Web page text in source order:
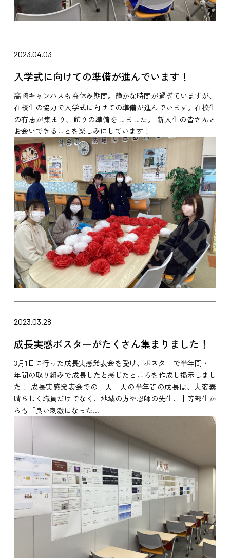
2023.04.03
入学式に向けての準備が進んでいます！
高崎キャンパスも春休み期間。静かな時間が過ぎていますが、
在校生の協力で入学式に向けての準備が進んでいます。在校生
の有志が集まり、飾りの準備をしました。 新入生の皆さんと
お会いできることを楽しみにしています！
2023.03.28
成長実感ポスターがたくさん集まりました！
3月1日に行った成長実感発表会を受け、ポスターで半年間・一
年間の取り組みで成長したと感じたところを作成し掲示しまし
た！ 成長実感発表会での一人一人の半年間の成長は、大変素
晴らしく職員だけでなく、地域の方や恩師の先生、中等部生か
らも「良い刺激になった...